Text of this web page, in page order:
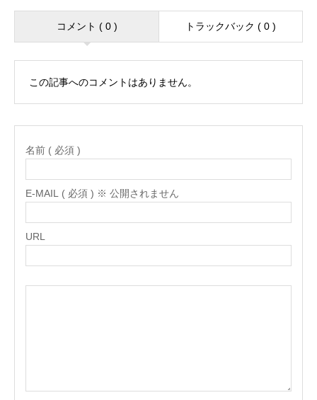
コメント ( 0 ) トラックバック ( 0 )
この記事へのコメントはありません。
名前 ( 必須 )
E-MAIL ( 必須 ) ※ 公開されません
URL